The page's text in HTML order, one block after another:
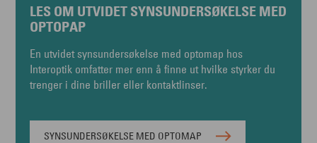
LES OM UTVIDET SYNSUNDERSØKELSE MED
OPTOPAP
En utvidet synsundersøkelse med optomap hos
Interoptik omfatter mer enn å finne ut hvilke styrker du
trenger i dine briller eller kontaktlinser.
SYNSUNDERSØKELSE MED OPTOMAP